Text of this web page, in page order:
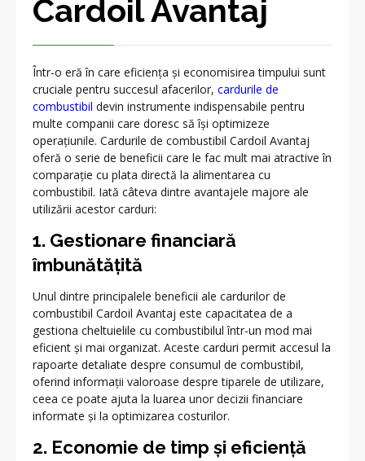
Cardoil Avantaj
Într-o eră în care eficiența și economisirea timpului sunt
cruciale pentru succesul afacerilor, cardurile de
combustibil devin instrumente indispensabile pentru
multe companii care doresc să își optimizeze
operațiunile. Cardurile de combustibil Cardoil Avantaj
oferă o serie de beneficii care le fac mult mai atractive în
comparație cu plata directă la alimentarea cu
combustibil. Iată câteva dintre avantajele majore ale
utilizării acestor carduri:
1. Gestionare financiară
îmbunătățită
Unul dintre principalele beneficii ale cardurilor de
combustibil Cardoil Avantaj este capacitatea de a
gestiona cheltuielile cu combustibilul într-un mod mai
eficient și mai organizat. Aceste carduri permit accesul la
rapoarte detaliate despre consumul de combustibil,
oferind informații valoroase despre tiparele de utilizare,
ceea ce poate ajuta la luarea unor decizii financiare
informate și la optimizarea costurilor.
2. Economie de timp și eficiență